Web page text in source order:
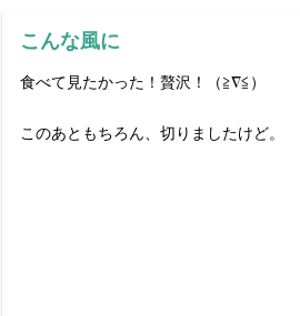
こんな風に
食べて見たかった！贅沢！（≧∇≦）
このあともちろん、切りましたけど。